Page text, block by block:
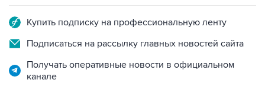
Купить подписку на профессиональную ленту
Подписаться на рассылку главных новостей сайта
Получать оперативные новости в официальном
канале